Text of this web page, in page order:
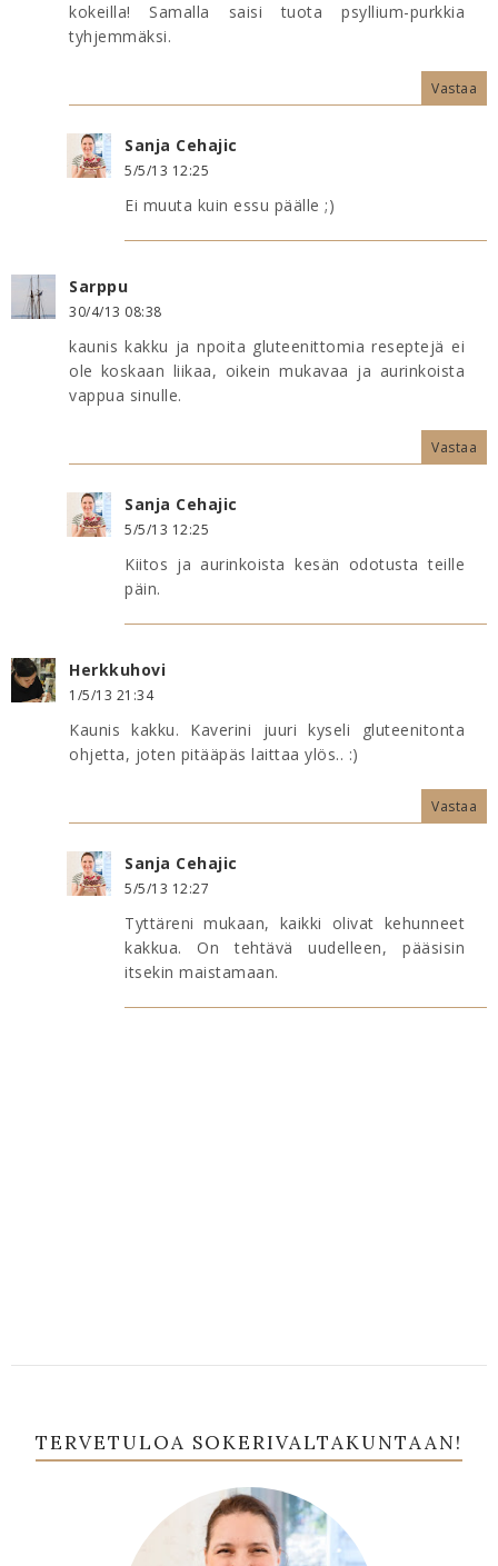
kokeilla! Samalla saisi tuota psyllium-purkkia
tyhjemmäksi.
Vastaa
Sanja Cehajic
5/5/13 12:25
Ei muuta kuin essu päälle ;)
Sarppu
30/4/13 08:38
kaunis kakku ja npoita gluteenittomia reseptejä ei
ole koskaan liikaa, oikein mukavaa ja aurinkoista
vappua sinulle.
Vastaa
Sanja Cehajic
5/5/13 12:25
Kiitos ja aurinkoista kesän odotusta teille
päin.
Herkkuhovi
1/5/13 21:34
Kaunis kakku. Kaverini juuri kyseli gluteenitonta
ohjetta, joten pitääpäs laittaa ylös.. :)
Vastaa
Sanja Cehajic
5/5/13 12:27
Tyttäreni mukaan, kaikki olivat kehunneet
kakkua. On tehtävä uudelleen, pääsisin
itsekin maistamaan.
TERVETULOA SOKERIVALTAKUNTAAN!